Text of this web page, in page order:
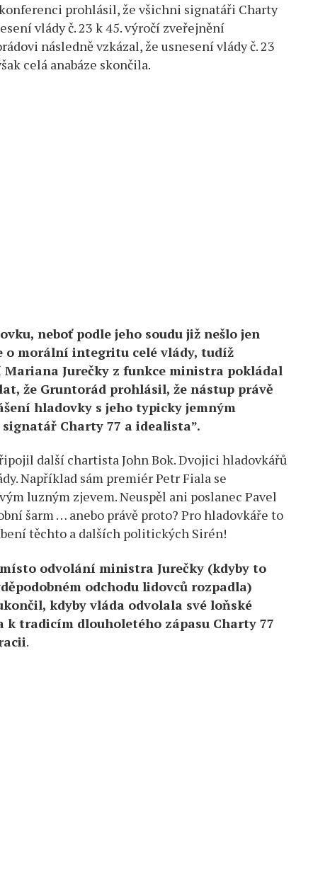
prohlásil, že všichni signatáři Charty
vlády č. 23 k 45. výročí zveřejnění
následně vzkázal, že usnesení vlády č. 23
celá anabáze skončila.
neboť podle jeho soudu již nešlo jen
o morální integritu celé vlády, tudíž
Jurečky z funkce ministra pokládal
že Gruntorád prohlásil, že nástup právě
hladovky s jeho typicky jemným
Charty 77 a idealista”.
další chartista John Bok. Dvojici hladovkářů
Například sám premiér Petr Fiala se
luzným zjevem. Neuspěl ani poslanec Pavel
šarm … anebo právě proto? Pro hladovkáře to
těchto a dalších politických Sirén!
odvolání ministra Jurečky (kdyby to
odchodu lidovců rozpadla)
kdyby vláda odvolala své loňské
k tradicím dlouholetého zápasu Charty 77
.